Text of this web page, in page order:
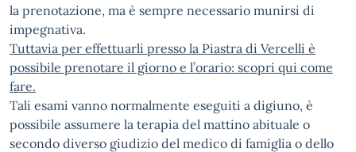
la prenotazione, ma è sempre necessario munirsi di
impegnativa.
Tuttavia per effettuarli presso la Piastra di Vercelli è
possibile prenotare il giorno e l’orario: scopri qui come
fare.
Tali esami vanno normalmente eseguiti a digiuno, è
possibile assumere la terapia del mattino abituale o
secondo diverso giudizio del medico di famiglia o dello